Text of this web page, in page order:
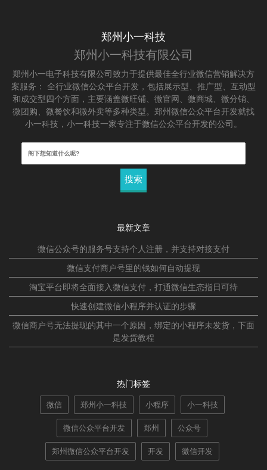
郑州小一科技
郑州小一科技有限公司
郑州小一电子科技有限公司致力于提供最佳全行业微信营销解决方
案服务： 全行业微信公众平台开发，包括展示型、推广型、互动型
和成交型四个方面，主要涵盖微旺铺、微官网、微商城、微分销、
微团购、微餐饮和微外卖等多种类型。郑州微信公众平台开发就找
小一科技，小一科技一家专注于微信公众平台开发的公司。
索：
最新文章
微信公众号的服务号支持个人注册，并支持对接支付
微信支付商户号里的钱如何自动提现
淘宝平台即将全面接入微信支付，打通微信生态指日可待
快速创建微信小程序并认证的步骤
微信商户号无法提现的其中一个原因，绑定的小程序未发货，下面
是发货教程
热门标签
微信 郑州小一科技 小程序 小一科技
微信公众平台开发 郑州 公众号
郑州微信公众平台开发 开发 微信开发